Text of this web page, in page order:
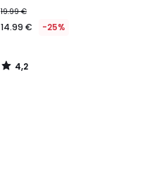
19.99 €
14.99 € -25%
4,2
/